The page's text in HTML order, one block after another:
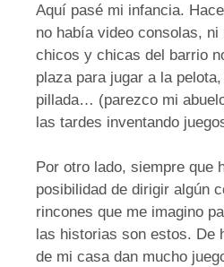
Aquí pasé mi infancia.
no había video consolas,
chicos y chicas del barrio
plaza para jugar a la
pillada… (parezco mi
las tardes inventando
Por otro lado, siempre que
posibilidad de dirigir algún
rincones que me imagino
las historias son estos. De
de mi casa dan mucho